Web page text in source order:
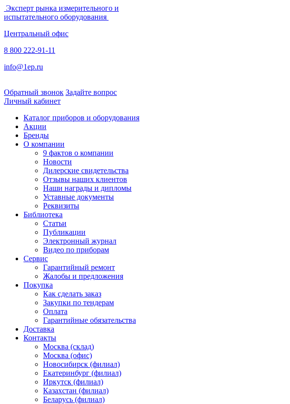
Эксперт рынка измерительного и
испытательного оборудования
Центральный офис
8 800 222-91-11
info@1ep.ru
Обратный звонок Задайте вопрос
Личный кабинет
Каталог приборов и оборудования
Акции
Бренды
О компании
9 фактов о компании
Новости
Дилерские свидетельства
Отзывы наших клиентов
Наши награды и дипломы
Уставные документы
Реквизиты
Библиотека
Статьи
Публикации
Электронный журнал
Видео по приборам
Сервис
Гарантийный ремонт
Жалобы и предложения
Покупка
Как сделать заказ
Закупки по тендерам
Оплата
Гарантийные обязательства
Доставка
Контакты
Москва (склад)
Москва (офис)
Новосибирск (филиал)
Екатеринбург (филиал)
Иркутск (филиал)
Казахстан (филиал)
Беларусь (филиал)